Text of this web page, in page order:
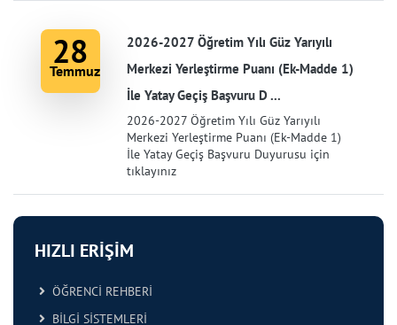
HIZLI ERİŞİM
ÖĞRENCİ REHBERİ
BİLGİ SİSTEMLERİ
28
Temmuz
2026-2027 Öğretim Yılı Güz Yarıyılı
Merkezi Yerleştirme Puanı (Ek-Madde 1)
İle Yatay Geçiş Başvuru D ...
2026-2027 Öğretim Yılı Güz Yarıyılı
Merkezi Yerleştirme Puanı (Ek-Madde 1)
İle Yatay Geçiş Başvuru Duyurusu için
tıklayınız